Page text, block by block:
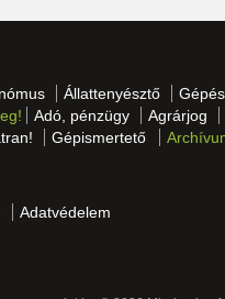
Állattenyésztő
Adó, pénzügy
Agrárjog
Gépismertető
Adatvédelem